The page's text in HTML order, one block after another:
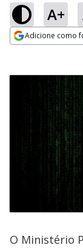
A+
Adicione como
O Ministério